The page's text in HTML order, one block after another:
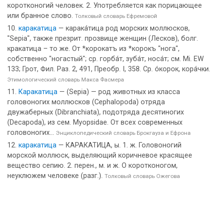
коротконогий человек. 2. Употребляется как порицающее
или бранное слово. Толковый словарь Ефремовой
каракатица — карака́тица род морских моллюсков,
"Sерiа", также презрит. прозвище женщин (Лесков), болг.
кракатица – то же. От *корокатъ из *корокъ "нога",
собственно "ногастый"; ср. горба́т, зуба́т, носа́т; см. Мi. ЕW
133; Грот, Фил. Раз. 2, 491, Преобр. I, 358. Ср. о́корок, кора́чки.
Этимологический словарь Макса Фасмера
Каракатица — (Sepia) — род животных из класса
головоногих моллюсков (Cephalopoda) отряда
двужаберных (Dibranchiata), подотряда десятиногих
(Decapoda), из сем. Myopsidae. От всех современных
головоногих... Энциклопедический словарь Брокгауза и Ефрона
каракатица — КАРАКАТИЦА, ы. 1. ж. Головоногий
морской моллюск, выделяющий коричневое красящее
вещество сепию. 2. перен., м. и ж. О коротконогом,
неуклюжем человеке (разг.). Толковый словарь Ожегова